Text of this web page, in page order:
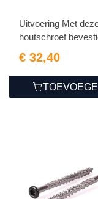
Uitvoering Met
houtschroef
€ 32,40